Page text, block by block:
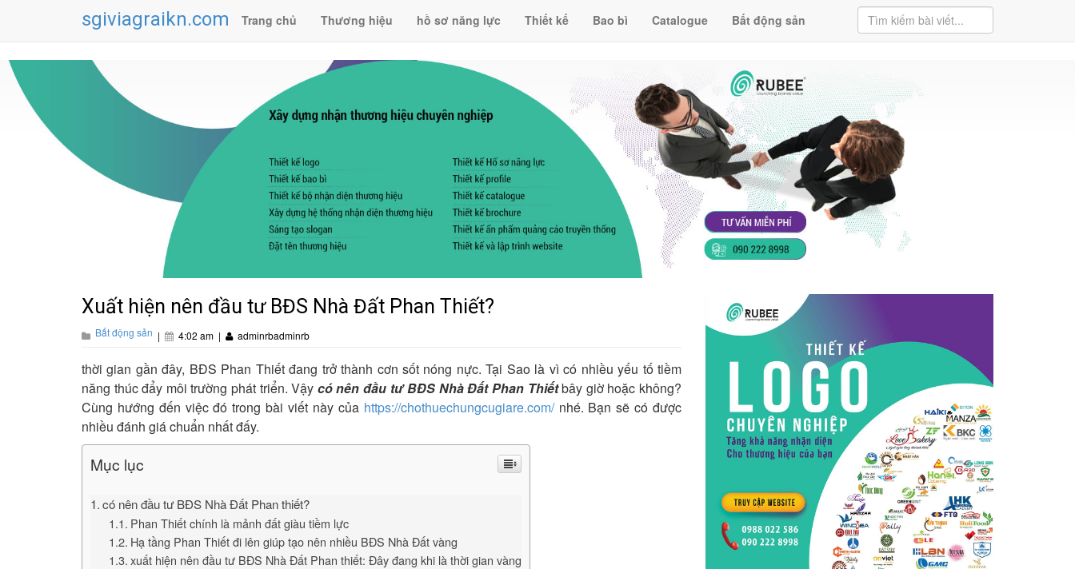
sgiviagraikn.com Trang chủ Thương hiệu hồ sơ năng lực Thiết kế Bao bì Catalogue Bất động sản
Xuất hiện nên đầu tư BĐS Nhà Đất Phan Thiết?
Bất động sản | 4:02 am | adminrbadminrb
thời gian gần đây, BĐS Phan Thiết đang trở thành cơn sốt nóng nực. Tại Sao là vì có nhiều yếu tố tiềm
năng thúc đẩy môi trường phát triển. Vậy có nên đầu tư BĐS Nhà Đất Phan Thiếtbây giờ hoặc không?
Cùng hướng đến việc đó trong bài viết này của https://chothuechungcugiare.com/nhé. Bạn sẽ có được
nhiều đánh giá chuẩn nhất đấy.
Mục lục
có nên đầu tư BĐS Nhà Đất Phan thiết?
Phan Thiết chính là mảnh đất giàu tiềm lực
Hạ tầng Phan Thiết đi lên giúp tạo nên nhiều BĐS Nhà Đất vàng
xuất hiện nên đầu tư BĐS Nhà Đất Phan thiết: Đây đang khi là thời gian vàng